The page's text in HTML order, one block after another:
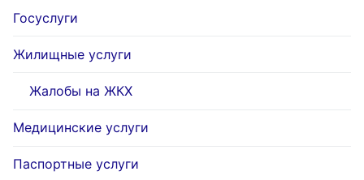
Госуслуги
Жилищные услуги
Жалобы на ЖКХ
Медицинские услуги
Паспортные услуги